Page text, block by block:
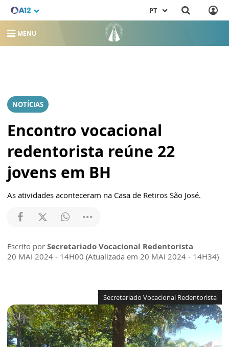
PT
MENU
NOTÍCIAS
Encontro vocacional
redentorista reúne 22
jovens em BH
As atividades aconteceram na Casa de Retiros São José.
Escrito por Secretariado Vocacional Redentorista
20 MAI 2024 - 14H00 (Atualizada em 20 MAI 2024 - 14H34)
Secretariado Vocacional Redentorista